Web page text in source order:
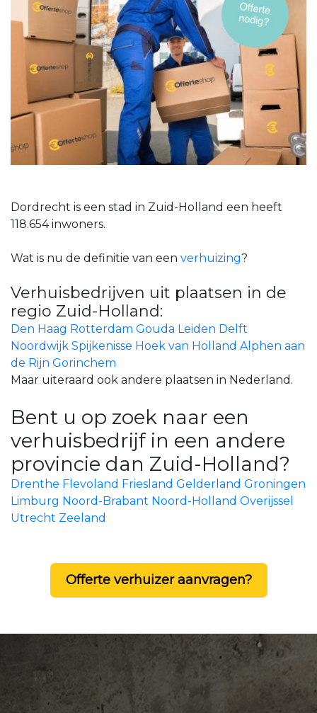
Dordrecht is een stad in Zuid-Holland een heeft
118.654 inwoners.
Wat is nu de definitie van een verhuizing?
Verhuisbedrijven uit plaatsen in de
regio Zuid-Holland:
Den Haag Rotterdam Gouda Leiden Delft
Noordwijk Spijkenisse Hoek van Holland Alphen aan
de Rijn Gorinchem
Maar uiteraard ook andere plaatsen in Nederland.
Bent u op zoek naar een
verhuisbedrijf in een andere
provincie dan Zuid-Holland?
Drenthe Flevoland Friesland Gelderland Groningen
Limburg Noord-Brabant Noord-Holland Overijssel
Utrecht Zeeland
Offerte verhuizer aanvragen?